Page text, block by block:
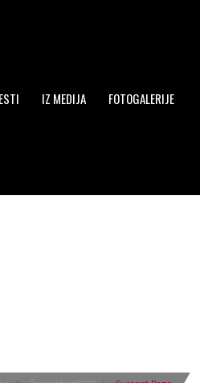
IZ MEDIJA FOTOGALERIJE